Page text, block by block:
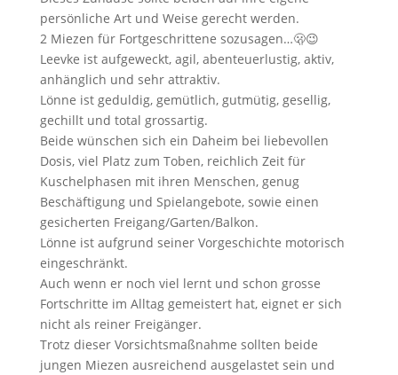
persönliche Art und Weise gerecht werden.
2 Miezen für Fortgeschrittene sozusagen…🫢😉
Leevke ist aufgeweckt, agil, abenteuerlustig, aktiv,
anhänglich und sehr attraktiv.
Lönne ist geduldig, gemütlich, gutmütig, gesellig,
gechillt und total grossartig.
Beide wünschen sich ein Daheim bei liebevollen
Dosis, viel Platz zum Toben, reichlich Zeit für
Kuschelphasen mit ihren Menschen, genug
Beschäftigung und Spielangebote, sowie einen
gesicherten Freigang/Garten/Balkon.
Lönne ist aufgrund seiner Vorgeschichte motorisch
eingeschränkt.
Auch wenn er noch viel lernt und schon grosse
Fortschritte im Alltag gemeistert hat, eignet er sich
nicht als reiner Freigänger.
Trotz dieser Vorsichtsmaßnahme sollten beide
jungen Miezen ausreichend ausgelastet sein und